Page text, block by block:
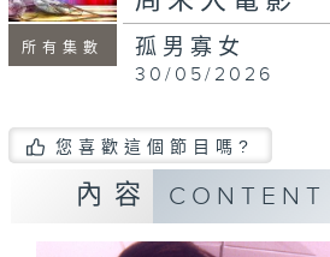
所有集數 孤男寡女
30/05/2026
您喜歡這個節目嗎?
內容 CONTENT